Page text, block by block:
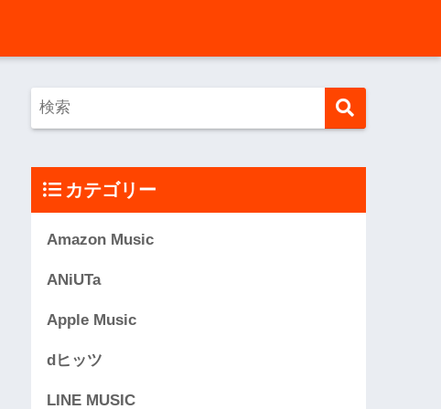
カテゴリー
Amazon Music
ANiUTa
Apple Music
dヒッツ
LINE MUSIC